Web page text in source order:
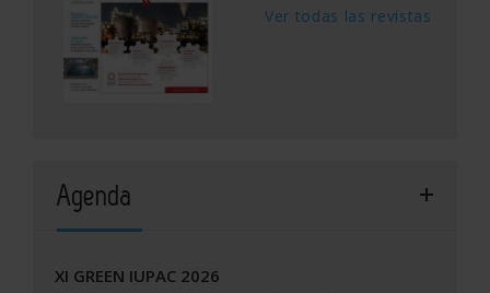
Ver todas las revistas
Agenda
XI GREEN IUPAC 2026